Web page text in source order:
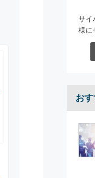
サイ
様に
お